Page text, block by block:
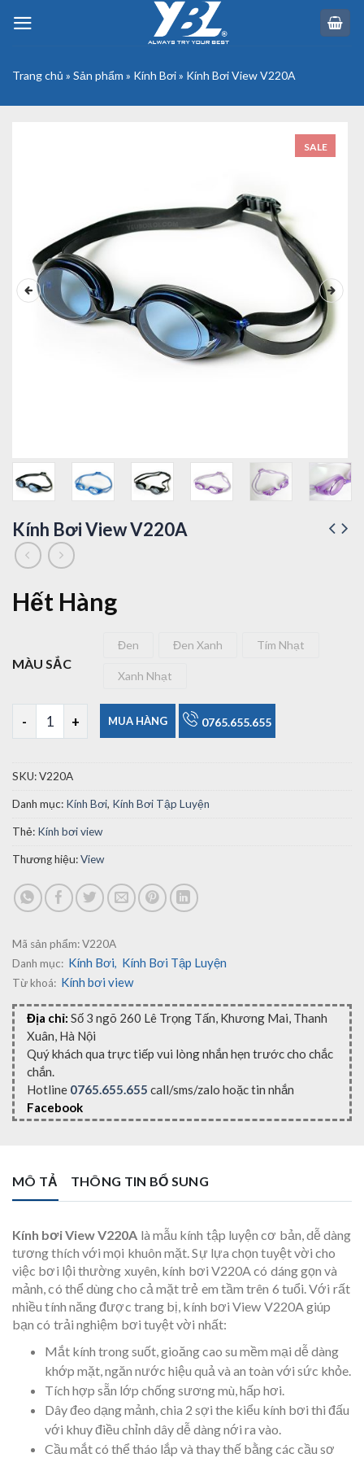
Trang chủ » Sản phẩm » Kính Bơi» Kính Bơi View V220A
SALE
Kính Bơi View V220A
Hết Hàng
MÀU SẮC
Đen
Đen Đen Xanh
Đen Xanh Tím NhạtTím Nhạt
Xanh NhạtXanh Nhạt
Kính Bơi View V220A số lượng
MUA HÀNG 0765.655.655
SKU:V220A
Danh mục: Kính Bơi, Kính Bơi Tập Luyện
Thẻ: Kính bơi view
Thương hiệu:View
Mã sản phẩm:V220A
Danh mục: Kính Bơi, Kính Bơi Tập Luyện
Từ khoá: Kính bơi view
Địa chỉ: Số 3 ngõ 260 Lê Trọng Tấn, Khương Mai, Thanh
Xuân, Hà Nội
Quý khách qua trực tiếp vui lòng nhắn hẹn trước cho chắc
chắn.
Hotline 0765.655.655 call/sms/zalo hoặc tin nhắn
Facebook
MÔ TẢ THÔNG TIN BỔ SUNG
Kính bơi View V220A là mẫu kính tập luyện cơ bản, dễ dàng
tương thích với mọi khuôn mặt. Sự lựa chọn tuyệt vời cho
việc bơi lội thường xuyên, kính bơi V220A có dáng gọn và
mảnh, có thể dùng cho cả mặt trẻ em tầm trên 6 tuổi. Với rất
nhiều tính năng được trang bị, kính bơi View V220A giúp
bạn có trải nghiệm bơi tuyệt vời nhất:
Mắt kính trong suốt, gioăng cao su mềm mại dễ dàng
khớp mặt, ngăn nước hiệu quả và an toàn với sức khỏe.
Tích hợp sẵn lớp chống sương mù, hấp hơi.
Dây đeo dạng mảnh, chia 2 sợi the kiểu kính bơi thi đấu
với khuy điều chỉnh dây dễ dàng nới ra vào.
Cầu mắt có thể tháo lắp và thay thế bằng các cầu sơ